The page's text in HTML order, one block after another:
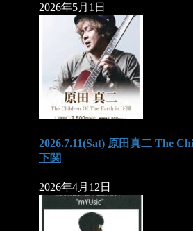
2026年5月1日
2026.7.11(Sat) 原田真二 The
下関
2026年4月12日